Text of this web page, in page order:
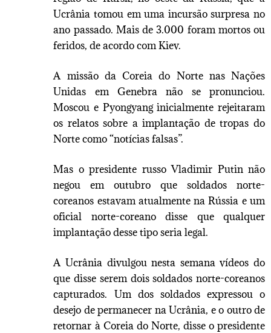
Ucrânia tomou em uma incursão surpresa no
ano passado. Mais de 3.000 foram mortos ou
feridos, de acordo com Kiev.
A missão da Coreia do Norte nas Nações
Unidas em Genebra não se pronunciou.
Moscou e Pyongyang inicialmente rejeitaram
os relatos sobre a implantação de tropas do
Norte como “notícias falsas”.
Mas o presidente russo Vladimir Putin não
negou em outubro que soldados norte-
coreanos estavam atualmente na Rússia e um
oficial norte-coreano disse que qualquer
implantação desse tipo seria legal.
A Ucrânia divulgou nesta semana vídeos do
que disse serem dois soldados norte-coreanos
capturados. Um dos soldados expressou o
desejo de permanecer na Ucrânia, e o outro de
retornar à Coreia do Norte, disse o presidente